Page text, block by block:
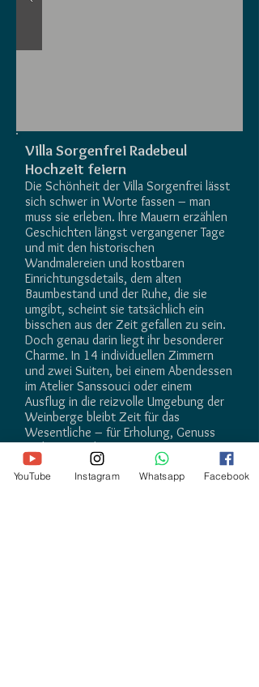
Villa Sorgenfrei Radebeul
Hochzeit feiern
Die Schönheit der Villa Sorgenfrei lässt
sich schwer in Worte fassen – man
muss sie erleben. Ihre Mauern erzählen
Geschichten längst vergangener Tage
und mit den historischen
Wandmalereien und kostbaren
Einrichtungsdetails, dem alten
Baumbestand und der Ruhe, die sie
umgibt, scheint sie tatsächlich ein
bisschen aus der Zeit gefallen zu sein.
Doch genau darin liegt ihr besonderer
Charme. In 14 individuellen Zimmern
und zwei Suiten, bei einem Abendessen
im Atelier Sanssouci oder einem
Ausflug in die reizvolle Umgebung der
Weinberge bleibt Zeit für das
Wesentliche – für Erholung, Genuss
und Zweisamkeit
YouTube Instagram Whatsapp Facebook